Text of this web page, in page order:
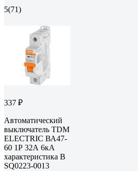
5(71)
337 ₽
Автоматический
выключатель TDM
ELECTRIC ВА47-
60 1Р 32А 6кА
характеристика В
SQ0223-0013